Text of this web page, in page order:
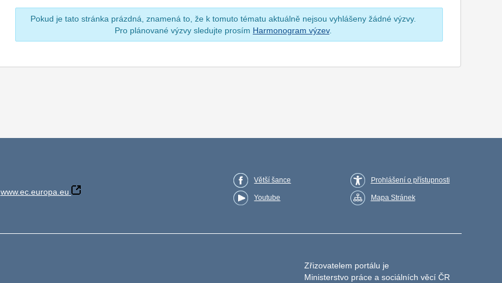
Pokud je tato stránka prázdná, znamená to, že k tomuto tématu aktuálně nejsou vyhlášeny žádné výzvy.
Pro plánované výzvy sledujte prosím Harmonogram výzev.
www.ec.europa.eu
Větší šance
Youtube
Prohlášení o přístupnosti
Mapa Stránek
Zřizovatelem portálu je
Ministerstvo práce a sociálních věcí ČR